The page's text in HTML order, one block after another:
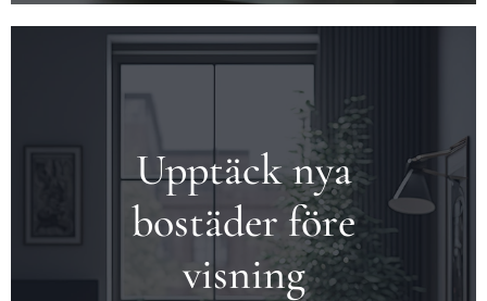
Upptäck nya
bostäder före
visning